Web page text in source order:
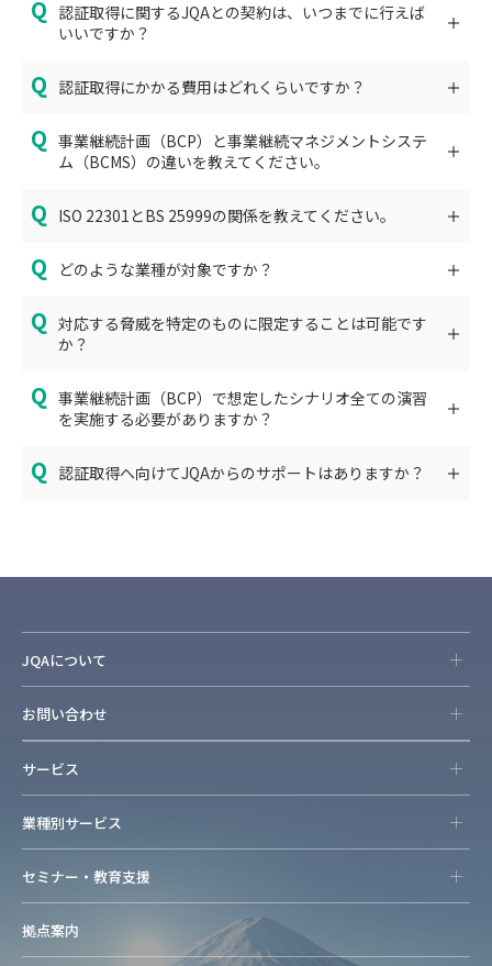
認証取得に関するJQAとの契約は、いつまでに行えば
いいですか？
認証取得にかかる費用はどれくらいですか？
事業継続計画（BCP）と事業継続マネジメントシステ
ム（BCMS）の違いを教えてください。
ISO 22301とBS 25999の関係を教えてください。
どのような業種が対象ですか？
対応する脅威を特定のものに限定することは可能です
か？
事業継続計画（BCP）で想定したシナリオ全ての演習
を実施する必要がありますか？
認証取得へ向けてJQAからのサポートはありますか？
JQAについて
お問い合わせ
サービス
業種別サービス
セミナー・教育支援
拠点案内